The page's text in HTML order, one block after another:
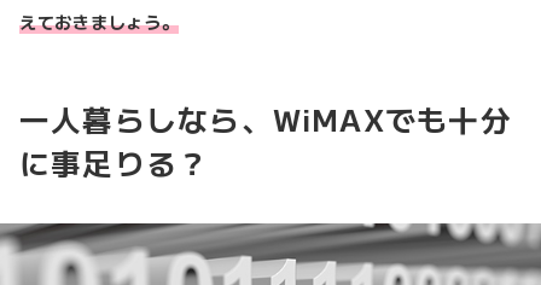
えておきましょう。
一人暮らしなら、WiMAXでも十分
に事足りる？